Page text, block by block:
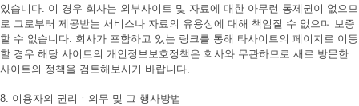
있습니다. 이 경우 회사는 외부사이트 및 자료에 대한 아무런 통제권이 없으므
로 그로부터 제공받는 서비스나 자료의 유용성에 대해 책임질 수 없으며 보증
할 수 없습니다. 회사가 포함하고 있는 링크를 통해 타사이트의 페이지로 이동
할 경우 해당 사이트의 개인정보보호정책은 회사와 무관하므로 새로 방문한
사이트의 정책을 검토해보시기 바랍니다.
8. 이용자의 권리ㆍ의무 및 그 행사방법